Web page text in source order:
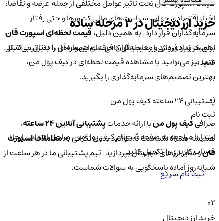
قیمت اسپورت فان تحت تأثیر عوامل مختلفی از جمله عرضه و تقاضا،
اخبار اقتصادی جهان، سیاست‌های مالی کشورها و حتی رفتار
سرمایه‌گذاران قرار دارد. به همین دلیل،قیمت لحظه‌ای اسپورت فان
اهمیت زیادی دارد و معامله‌گران حرفه‌ای همواره آن را دنبال می‌کنند.
شما نیز می‌توانید با مشاهده قیمت لحظه‌ای در کیف پول من،
بهترین تصمیم‌های سرمایه‌گذاری را بگیرید.
پشتیبانی ۲۴ ساعته کیف پول من
صرافیکیف پول منبا ارائه خدماتپشتیبانی آنلاین ۲۴ ساعته
،
همیشه همراه شماست تا بتوانید بدون نگرانی بهمعاملات اسپورت
فانو سایر ارزهای دیجیتال بپردازید. تیم پشتیبانی ما در هر ساعت از
شبانه‌روز آماده پاسخگویی به سوالات شماست.
خرید ارز دیجیتال در 3 مرحله ساده
برای خرید و فروش ارز دیجیتال کافی‌ست این مراحل را به‌ترتیب دنبال
کنید:
01
ثبت نام
ابتدا با مراجعه به صفحه ثبت‌نام کیف‌ پول من، مراحل ابتدایی ایجاد
حساب کاربری را تکمیل کنید.
ثبت نام سریع
02
خرید ارز دیجیتال